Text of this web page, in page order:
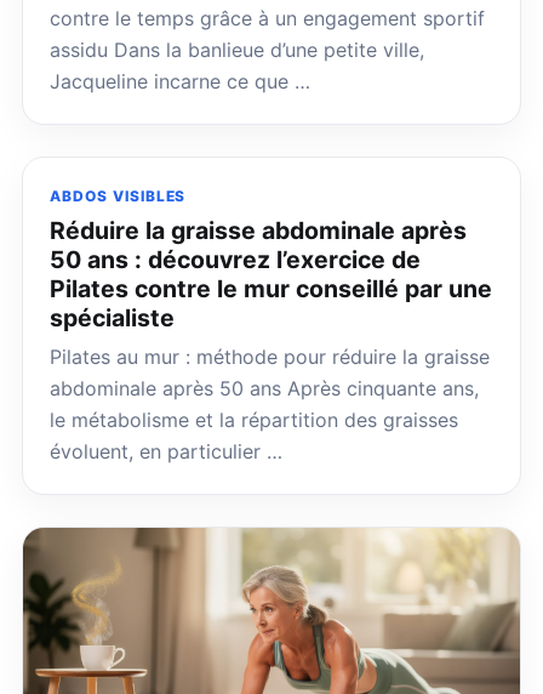
contre le temps grâce à un engagement sportif
assidu Dans la banlieue d’une petite ville,
Jacqueline incarne ce que …
ABDOS VISIBLES
Réduire la graisse abdominale après
50 ans : découvrez l’exercice de
Pilates contre le mur conseillé par une
spécialiste
Pilates au mur : méthode pour réduire la graisse
abdominale après 50 ans Après cinquante ans,
le métabolisme et la répartition des graisses
évoluent, en particulier …